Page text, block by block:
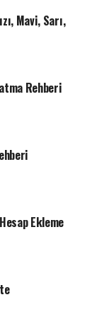
Mavi, Sarı,
Rehberi
Ekleme